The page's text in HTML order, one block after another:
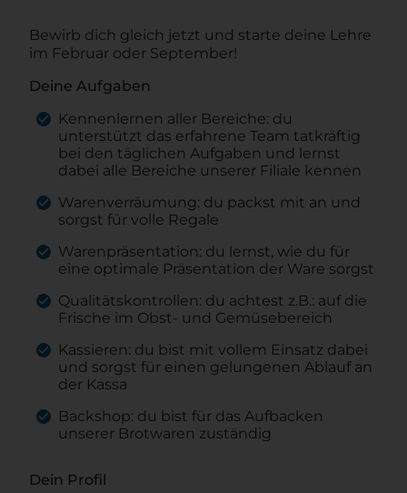
Bewirb dich gleich jetzt und starte deine Lehre
im Februar oder September!
Deine Aufgaben
Kennenlernen aller Bereiche: du
unterstützt das erfahrene Team tatkräftig
bei den täglichen Aufgaben und lernst
dabei alle Bereiche unserer Filiale kennen
Warenverräumung: du packst mit an und
sorgst für volle Regale
Warenpräsentation: du lernst, wie du für
eine optimale Präsentation der Ware sorgst
Qualitätskontrollen: du achtest z.B.: auf die
Frische im Obst- und Gemüsebereich
Kassieren: du bist mit vollem Einsatz dabei
und sorgst für einen gelungenen Ablauf an
der Kassa
Backshop: du bist für das Aufbacken
unserer Brotwaren zuständig
Dein Profil